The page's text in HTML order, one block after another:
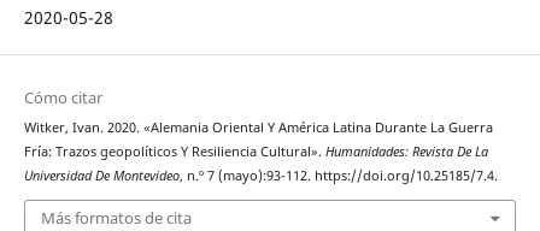
2020-05-28
Cómo citar
Witker, Ivan. 2020. «Alemania Oriental Y América Latina Durante La Guerra
Fría: Trazos geopolíticos Y Resiliencia Cultural». Humanidades: Revista De La
Universidad De Montevideo, n.º 7 (mayo):93-112. https://doi.org/10.25185/7.4.
Más formatos de cita